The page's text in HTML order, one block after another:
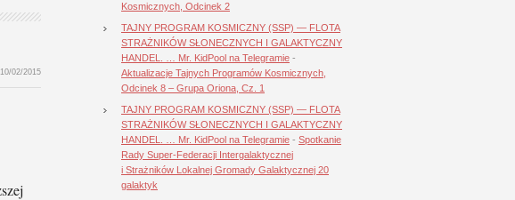
10/02/2015
Kosmicznych, Odcinek 2
TAJNY PROGRAM KOSMICZNY (SSP) — FLOTA
STRAŻNIKÓW SŁONECZNYCH I GALAKTYCZNY
HANDEL. … Mr. KidPool na Telegramie -
Aktualizacje Tajnych Programów Kosmicznych,
Odcinek 8 – Grupa Oriona, Cz. 1
TAJNY PROGRAM KOSMICZNY (SSP) — FLOTA
STRAŻNIKÓW SŁONECZNYCH I GALAKTYCZNY
HANDEL. … Mr. KidPool na Telegramie - Spotkanie
Rady Super-Federacji Intergalaktycznej
i Strażników Lokalnej Gromady Galaktycznej 20
galaktyk